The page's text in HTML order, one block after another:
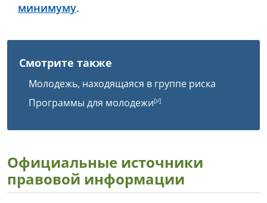
минимуму.
Смотрите также
Молодежь, находящаяся в группе риска
Программы для молодежи
Официальные источники
правовой информации